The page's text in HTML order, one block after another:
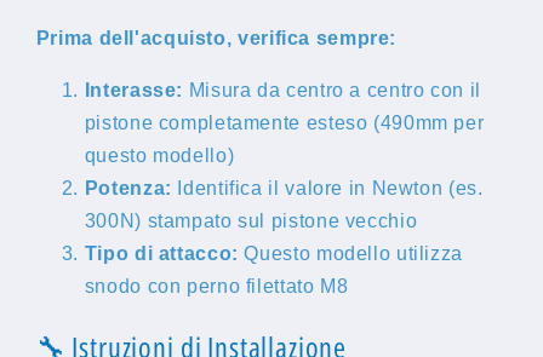
Prima dell'acquisto, verifica sempre:
Interasse: Misura da centro a centro con il
pistone completamente esteso (490mm per
questo modello)
Potenza:
Identifica il valore in Newton (es.
300N) stampato sul pistone vecchio
Tipo di attacco: Questo modello utilizza
snodo con perno filettato M8
🔧 Istruzioni di Installazione